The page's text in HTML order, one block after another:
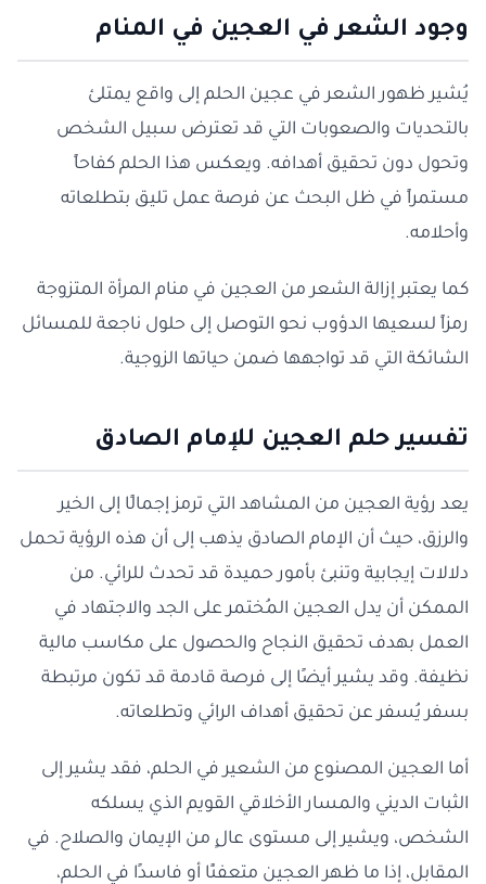
وجود الشعر في العجين في المنام
يُشير ظهور الشعر في عجين الحلم إلى واقع يمتلئ
بالتحديات والصعوبات التي قد تعترض سبيل الشخص
وتحول دون تحقيق أهدافه. ويعكس هذا الحلم كفاحاً
مستمراً في ظل البحث عن فرصة عمل تليق بتطلعاته
وأحلامه.
كما يعتبر إزالة الشعر من العجين في منام المرأة المتزوجة
رمزاً لسعيها الدؤوب نحو التوصل إلى حلول ناجعة للمسائل
الشائكة التي قد تواجهها ضمن حياتها الزوجية.
تفسير حلم العجين للإمام الصادق
يعد رؤية العجين من المشاهد التي ترمز إجمالًا إلى الخير
والرزق، حيث أن الإمام الصادق يذهب إلى أن هذه الرؤية تحمل
دلالات إيجابية وتنبئ بأمور حميدة قد تحدث للرائي. من
الممكن أن يدل العجين المُختمر على الجد والاجتهاد في
العمل بهدف تحقيق النجاح والحصول على مكاسب مالية
نظيفة. وقد يشير أيضًا إلى فرصة قادمة قد تكون مرتبطة
بسفر يُسفر عن تحقيق أهداف الرائي وتطلعاته.
أما العجين المصنوع من الشعير في الحلم، فقد يشير إلى
الثبات الديني والمسار الأخلاقي القويم الذي يسلكه
الشخص، ويشير إلى مستوى عالٍ من الإيمان والصلاح. في
المقابل، إذا ما ظهر العجين متعفنًا أو فاسدًا في الحلم،